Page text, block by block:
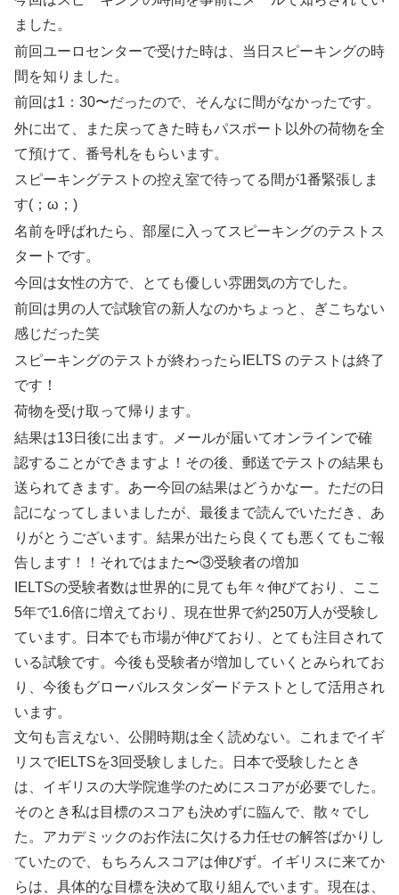
ました。
前回ユーロセンターで受けた時は、当日スピーキングの時
間を知りました。
前回は1：30〜だったので、そんなに間がなかったです。
外に出て、また戻ってきた時もパスポート以外の荷物を全
て預けて、番号札をもらいます。
スピーキングテストの控え室で待ってる間が1番緊張しま
す(；ω；)
名前を呼ばれたら、部屋に入ってスピーキングのテストス
タートです。
今回は女性の方で、とても優しい雰囲気の方でした。
前回は男の人で試験官の新人なのかちょっと、ぎこちない
感じだった笑
スピーキングのテストが終わったらIELTS のテストは終了
です！
荷物を受け取って帰ります。
結果は13日後に出ます。メールが届いてオンラインで確
認することができますよ！その後、郵送でテストの結果も
送られてきます。あー今回の結果はどうかなー。ただの日
記になってしまいましたが、最後まで読んでいただき、あ
りがとうございます。結果が出たら良くても悪くてもご報
告します！！それではまた〜③受験者の増加
IELTSの受験者数は世界的に見ても年々伸びており、ここ
5年で1.6倍に増えており、現在世界で約250万人が受験し
ています。日本でも市場が伸びており、とても注目されて
いる試験です。今後も受験者が増加していくとみられてお
り、今後もグローバルスタンダードテストとして活用され
います。
文句も言えない、公開時期は全く読めない。これまでイギ
リスでIELTSを3回受験しました。日本で受験したとき
は、イギリスの大学院進学のためにスコアが必要でした。
そのとき私は目標のスコアも決めずに臨んで、散々でし
た。アカデミックのお作法に欠ける力任せの解答ばかりし
ていたので、もちろんスコアは伸びず。イギリスに来てか
らは、具体的な目標を決めて取り組んでいます。現在は、